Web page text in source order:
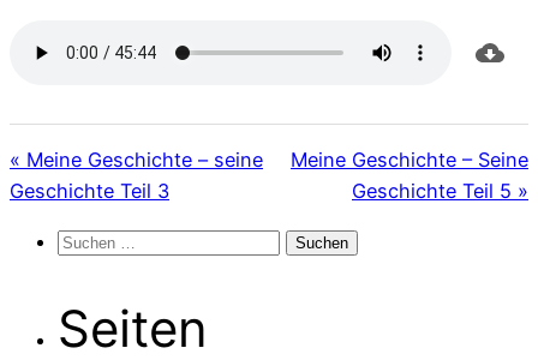
« Meine Geschichte – seine
Geschichte Teil 3
Meine Geschichte – Seine
Geschichte Teil 5 »
Suchen
Seiten